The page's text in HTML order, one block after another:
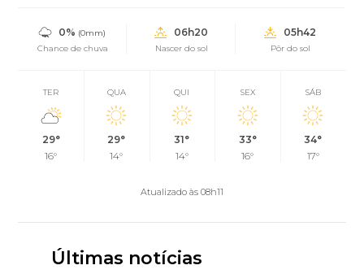
0% (0mm)
Chance de chuva
06h20
Nascer do sol
05h42
Pôr do sol
TER
29°
16°
QUA
29°
14°
QUI
31°
14°
SEX
33°
16°
SÁB
34°
17°
Atualizado às 08h11
Últimas notícias